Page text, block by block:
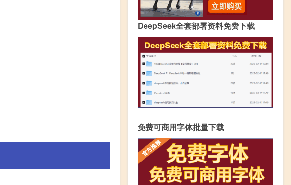
DeepSeek全套部署资料免费下载
免费可商用字体批量下载